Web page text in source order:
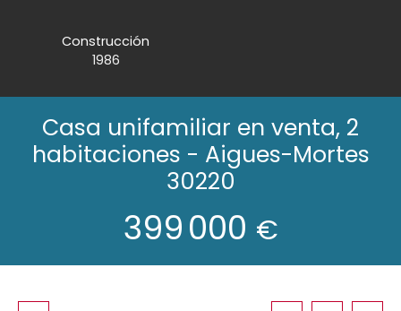
Construcción
1986
Casa unifamiliar en venta, 2
habitaciones - Aigues-Mortes
30220
399 000 €